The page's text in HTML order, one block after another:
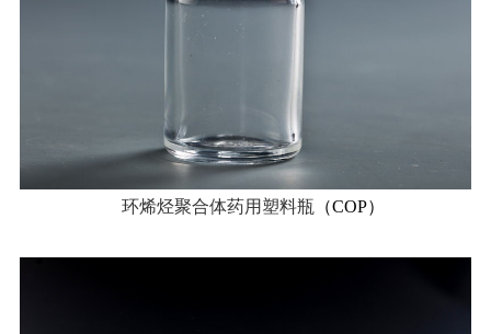
环烯烃聚合体药用塑料瓶 （COP）